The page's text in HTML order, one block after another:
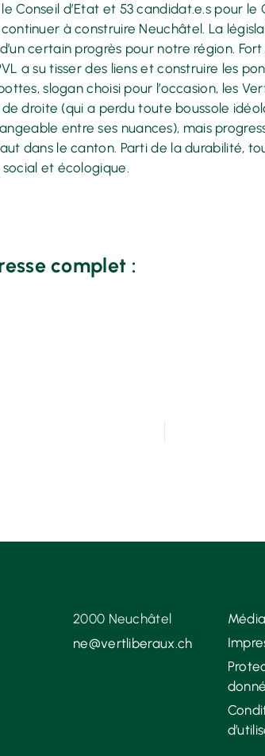
Conseil d’Etat et 53 candidat.e.s pour le
à construire Neuchâtel. La
certain progrès pour notre région.
a su tisser des liens et construire les
slogan choisi pour l’occasion, les
droite (qui a perdu toute boussole
entre ses nuances), mais
dans le canton. Parti de la durabilité,
social et écologique.
complet :
2000 Neuchâtel
ne@vertliberaux.ch